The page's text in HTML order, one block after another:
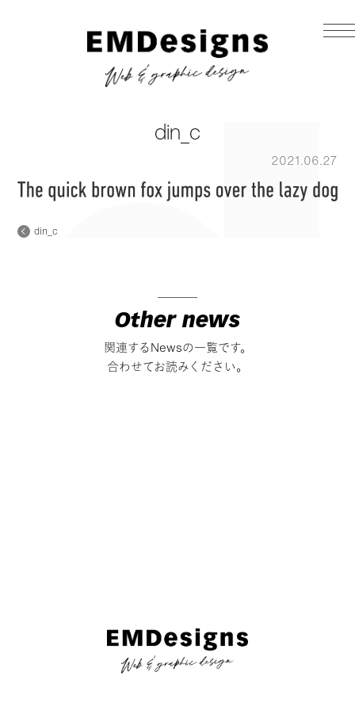
din_c
2021.06.27
din_c
Other news
関連するNewsの一覧です。
合わせてお読みください。